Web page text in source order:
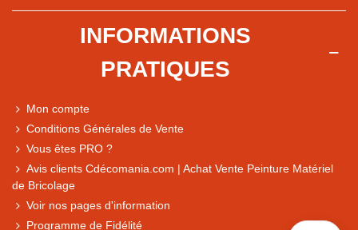
Express, Chez vous, Point relais, Retrait magasin
INFORMATIONS
PRATIQUES
Mon compte
Conditions Générales de Vente
Vous êtes PRO ?
Avis clients Cdécomania.com | Achat Vente Peinture Matériel
de Bricolage
Voir nos pages d'information
Programme de Fidélité